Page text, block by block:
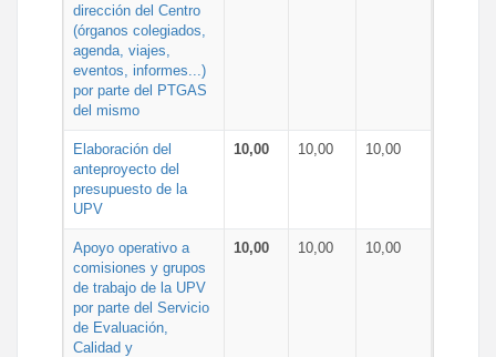
dirección del Centro
(órganos colegiados,
agenda, viajes,
eventos, informes...)
por parte del PTGAS
del mismo
Elaboración del
anteproyecto del
presupuesto de la
UPV
10,00 10,00 10,00
Apoyo operativo a
comisiones y grupos
de trabajo de la UPV
por parte del Servicio
de Evaluación,
Calidad y
10,00 10,00 10,00